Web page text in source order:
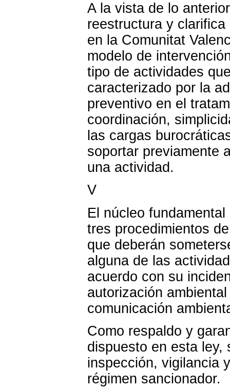
A la vista de lo
reestructura y
en la Comunitat
modelo de
tipo de actividades
caracterizado por la
preventivo en el
coordinación,
las cargas
soportar previamente
una actividad.
V
El núcleo
tres procedimientos
que deberán
alguna de las
acuerdo con su
autorización
comunicación
Como respaldo y
dispuesto en esta ley,
inspección, vigilancia
régimen sancionador.